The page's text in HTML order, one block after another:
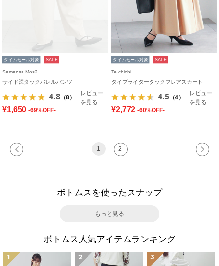
タイムセール対象 SALE
Samansa Mos2
サイド深タックバレルパンツ
4.8 （8）
レビュー
を見る
¥1,650 -69%OFF-
タイムセール対象 SALE
Te chichi
タイプライタータックフレアスカート
4.5 （4）
レビュー
を見る
¥2,772 -60%OFF-
1 2
ボトムスを使ったスナップ
もっと見る
ボトムス人気アイテムランキング
1 2 3